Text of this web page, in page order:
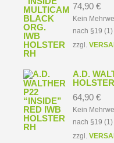
74,90 €
Kein
nach §19 (1)
zzgl.
A.D.
64,90 €
Kein
nach §19 (1)
zzgl.